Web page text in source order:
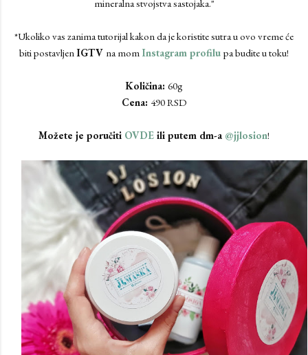
mineralna stvojstva sastojaka."
*Ukoliko vas zanima tutorijal kakon da je koristite sutra u ovo vreme će
biti postavljen IGTV na mom Instagram profilu pa budite u toku!
Količina: 60g
Cena: 490 RSD
Možete je poručiti OVDE ili putem dm-a @jjlosion!